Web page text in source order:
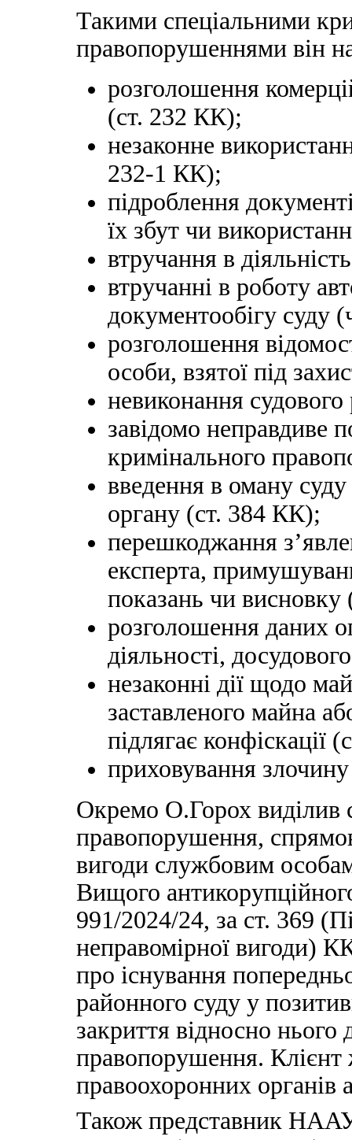
Такими спеціальними
правопорушеннями він
розголошення
(ст. 232 КК);
незаконне
232-1 КК);
підроблення
їх збут чи
втручання в
втручанні в роботу
документообігу суду
розголошення
особи, взятої під
невиконання
завідомо неправдиве
кримінального
введення в оману
органу (ст. 384 КК);
перешкоджання
експерта,
показань чи
розголошення даних
діяльності,
незаконні дії щодо
заставленого майна
підлягає конфіскації
приховування
Окремо О.Горох виділив
правопорушення,
вигоди службовим
Вищого
991/2024/24, за ст. 369
неправомірної вигоди)
про існування
районного суду у
закриття відносно нього
правопорушення. Клієнт
правоохоронних органів
Також представник